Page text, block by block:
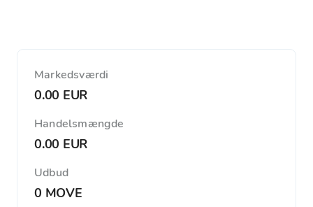
Markedsværdi
0.00 EUR
Handelsmængde
0.00 EUR
Udbud
0 MOVE